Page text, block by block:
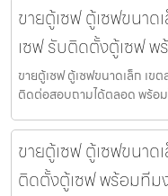
ขายตู้เซฟ ตู้เซฟขนาด
เซฟ รับติดตั้งตู้เซฟ
ขายตู้เซฟ ตู้เซฟขนาดเล็ก เข
ติดต่อสอบถามได้ตลอด พร้อ
ขายตู้เซฟ ตู้เซฟขนาด
ติดตั้งตู้เซฟ พร้อมทีม